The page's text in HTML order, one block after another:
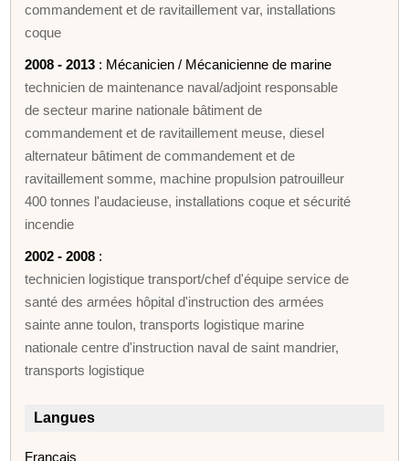
commandement et de ravitaillement var, installations
coque
2008 - 2013 : Mécanicien / Mécanicienne de marine
technicien de maintenance naval/adjoint responsable
de secteur marine nationale bâtiment de
commandement et de ravitaillement meuse, diesel
alternateur bâtiment de commandement et de
ravitaillement somme, machine propulsion patrouilleur
400 tonnes l'audacieuse, installations coque et sécurité
incendie
2002 - 2008 :
technicien logistique transport/chef d'équipe service de
santé des armées hôpital d'instruction des armées
sainte anne toulon, transports logistique marine
nationale centre d'instruction naval de saint mandrier,
transports logistique
Langues
Français